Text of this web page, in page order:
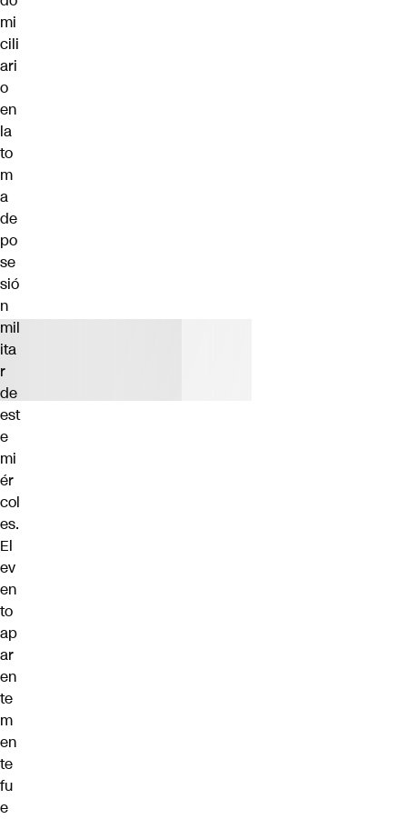
mi
cili
ari
o
en
la
to
m
a
de
po
se
sió
n
mil
ita
r
de
est
e
mi
ér
col
es.
El
ev
en
to
ap
ar
en
te
m
en
te
fu
e